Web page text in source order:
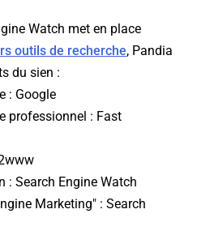
Watch met en place
outils de recherche, Pandia
du sien :
: Google
professionnel : Fast
: Search Engine Watch
Marketing" : Search